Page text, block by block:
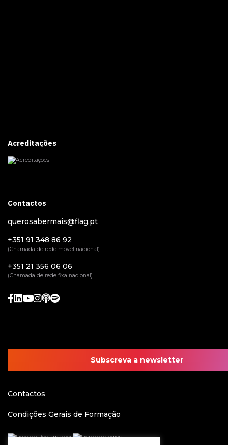
Acreditações
Contactos
querosabermais@flag.pt
+351 91 348 86 92
(Chamada de rede móvel nacional)
+351 21 356 06 06
(Chamada de rede fixa nacional)
Subscreva a newsletter
Contactos
Condições Gerais de Formação